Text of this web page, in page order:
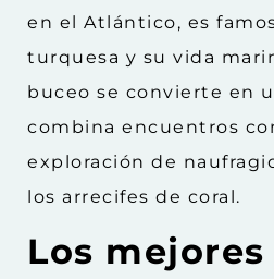
en el Atlántico, es
turquesa y su vida
buceo se convierte en
combina encuentros
exploración de
los arrecifes de coral.
Los